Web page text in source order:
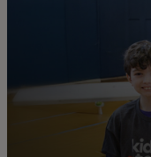
Pre
Novinky a